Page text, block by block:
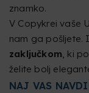
znamko.
V Copykrei vaše
nam ga pošljete.
zaključkom, ki
želite bolj
NAJ VAS